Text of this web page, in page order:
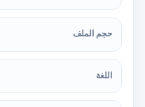
حجم الملف
اللغة